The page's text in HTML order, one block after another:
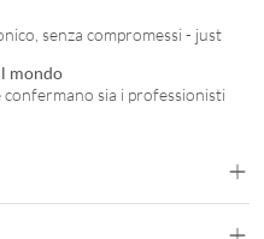
senza compromessi - just
mondo
sia i professionisti